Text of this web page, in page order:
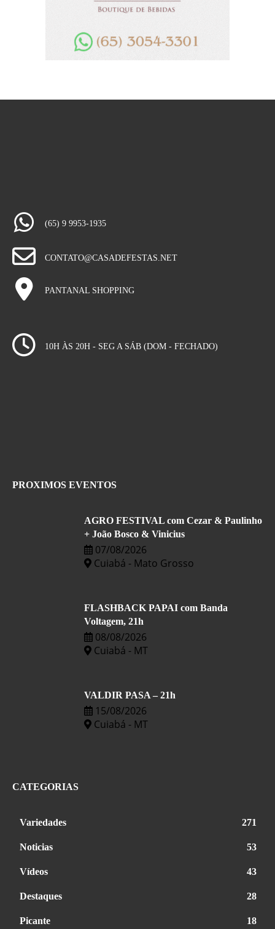
(65) 9 9953-1935
CONTATO@CASADEFESTAS.NET
PANTANAL SHOPPING
10H ÀS 20H - SEG A SÁB (DOM - FECHADO)
PROXIMOS EVENTOS
AGRO FESTIVAL com Cezar & Paulinho
+ João Bosco & Vinicius
07/08/2026
Cuiabá - Mato Grosso
FLASHBACK PAPAI com Banda
Voltagem, 21h
08/08/2026
Cuiabá - MT
VALDIR PASA – 21h
15/08/2026
Cuiabá - MT
CATEGORIAS
Variedades 271
Noticias 53
Vídeos 43
Destaques 28
Picante 18